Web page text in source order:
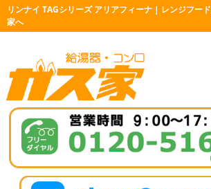
リンナイ TAGシリーズ アリアフィーナ | レンジフー
家へ